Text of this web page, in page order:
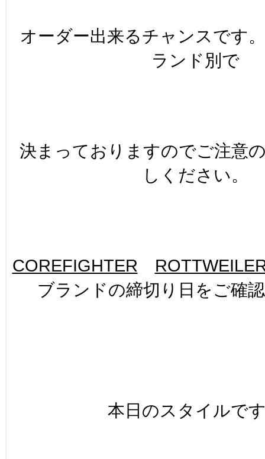
オーダー出来るチャンスです
ランド別で
決まっておりますのでご注意
しください。
COREFIGHTER
ブランドの締切り日をご確
本日のスタイルで